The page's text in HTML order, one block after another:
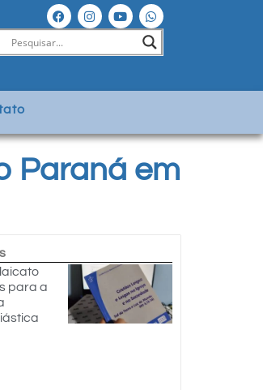
Paraná em
para a